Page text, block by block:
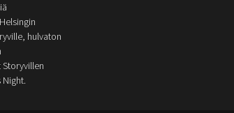
hulvaton
Storyvillen
Night.